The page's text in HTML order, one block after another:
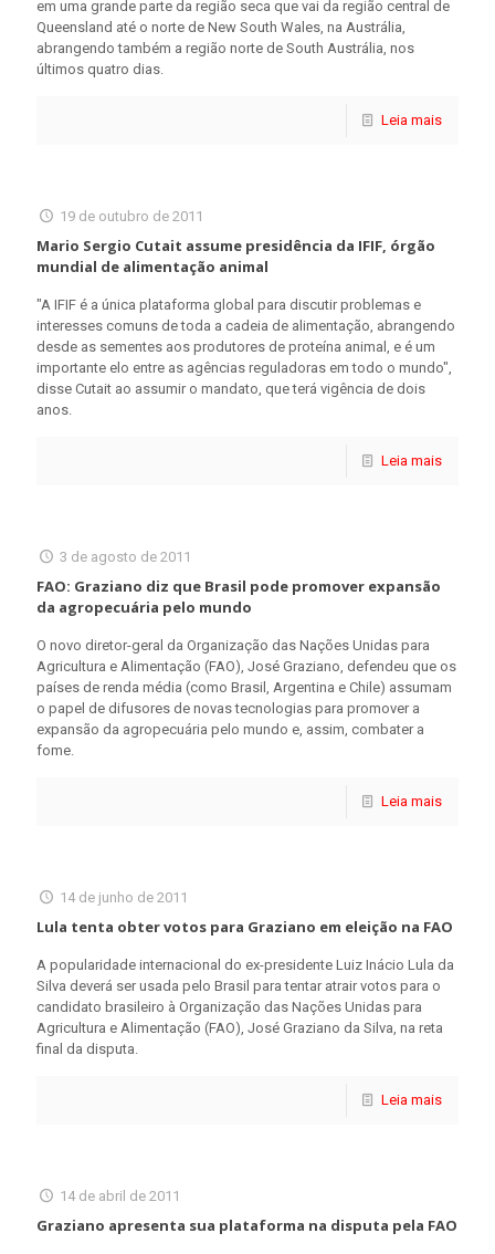
em uma grande parte da região seca que vai da região central de
Queensland até o norte de New South Wales, na Austrália,
abrangendo também a região norte de South Austrália, nos
últimos quatro dias.
Leia mais
19 de outubro de 2011
Mario Sergio Cutait assume presidência da IFIF, órgão
mundial de alimentação animal
"A IFIF é a única plataforma global para discutir problemas e
interesses comuns de toda a cadeia de alimentação, abrangendo
desde as sementes aos produtores de proteína animal, e é um
importante elo entre as agências reguladoras em todo o mundo",
disse Cutait ao assumir o mandato, que terá vigência de dois
anos.
Leia mais
3 de agosto de 2011
FAO: Graziano diz que Brasil pode promover expansão
da agropecuária pelo mundo
O novo diretor-geral da Organização das Nações Unidas para
Agricultura e Alimentação (FAO), José Graziano, defendeu que os
países de renda média (como Brasil, Argentina e Chile) assumam
o papel de difusores de novas tecnologias para promover a
expansão da agropecuária pelo mundo e, assim, combater a
fome.
Leia mais
14 de junho de 2011
Lula tenta obter votos para Graziano em eleição na FAO
A popularidade internacional do ex-presidente Luiz Inácio Lula da
Silva deverá ser usada pelo Brasil para tentar atrair votos para o
candidato brasileiro à Organização das Nações Unidas para
Agricultura e Alimentação (FAO), José Graziano da Silva, na reta
final da disputa.
Leia mais
14 de abril de 2011
Graziano apresenta sua plataforma na disputa pela FAO